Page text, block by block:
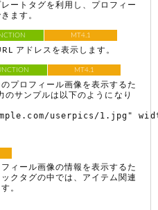
ートタグを利用し、プロフィー
ます。
MT4.1
アドレスを表示します。
MT4.1
プロフィール画像を表示するた
のサンプルは以下のようになり
userpics/1.jpg"
ィール画像の情報を表示するた
クタグの中では、アイテム関連
。